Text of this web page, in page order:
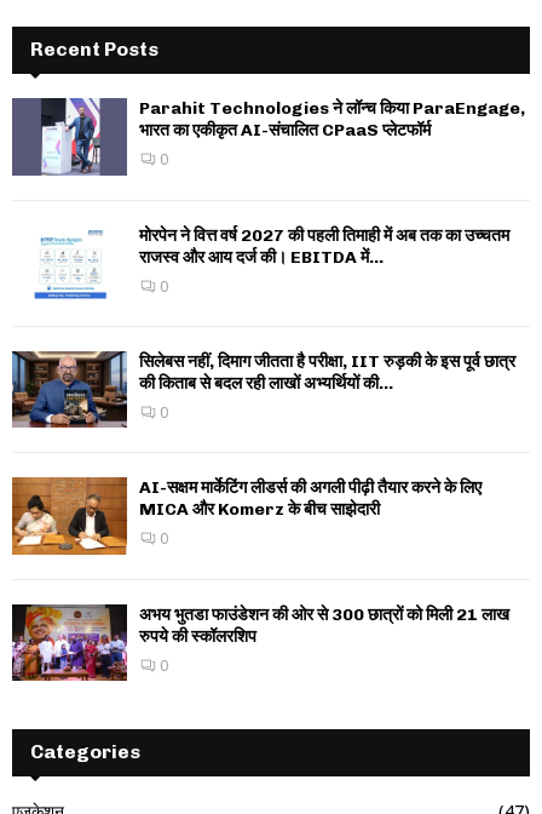
Recent Posts
Parahit Technologies ने लॉन्च किया ParaEngage,
भारत का एकीकृत AI-संचालित CPaaS प्लेटफॉर्म
0
मोरपेन ने वित्त वर्ष 2027 की पहली तिमाही में अब तक का उच्चतम
राजस्व और आय दर्ज की। EBITDA में...
0
सिलेबस नहीं, दिमाग जीतता है परीक्षा, IIT रुड़की के इस पूर्व छात्र
की किताब से बदल रही लाखों अभ्यर्थियों की...
0
AI-सक्षम मार्केटिंग लीडर्स की अगली पीढ़ी तैयार करने के लिए
MICA और Komerz के बीच साझेदारी
0
अभय भुतडा फाउंडेशन की ओर से 300 छात्रों को मिली 21 लाख
रुपये की स्कॉलरशिप
0
Categories